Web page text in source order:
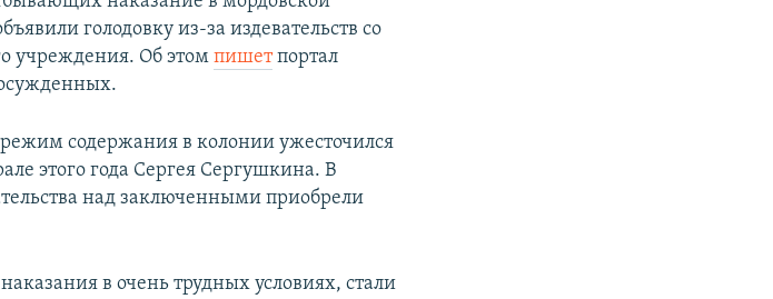
голодовку из-за издевательств со
учреждения. Об этомпишетпортал
содержания в колонии ужесточился
этого года Сергея Сергушкина. В
над заключенными приобрели
в очень трудных условиях, стали